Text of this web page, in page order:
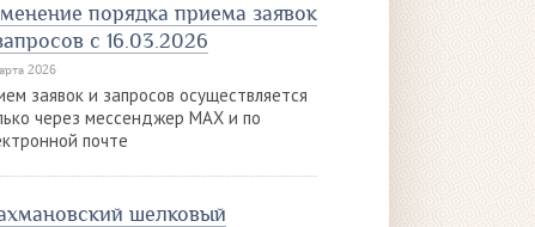
порядка приема заявок
с 16.03.2026
2026
заявок и запросов осуществляется
через мессенджер MAX и по
почте
шелковый